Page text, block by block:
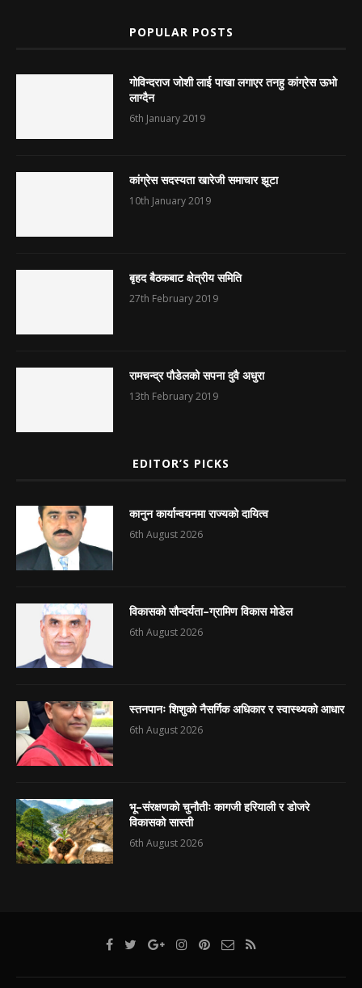
POPULAR POSTS
गोविन्दराज जोशी लाई पाखा लगाएर तनहु कांग्रेस ऊभो
लाग्दैन
6th January 2019
कांग्रेस सदस्यता खारेजी समाचार झूटा
10th January 2019
बृहद बैठकबाट क्षेत्रीय समिति
27th February 2019
रामचन्द्र पौडेलको सपना दुवै अधुरा
13th February 2019
EDITOR’S PICKS
कानुन कार्यान्वयनमा राज्यको दायित्व
6th August 2026
विकासको सौन्दर्यता–ग्रामिण विकास मोडेल
6th August 2026
स्तनपानः शिशुको नैसर्गिक अधिकार र स्वास्थ्यको आधार
6th August 2026
भू–संरक्षणको चुनौतीः कागजी हरियाली र डोजरे
विकासको सास्ती
6th August 2026